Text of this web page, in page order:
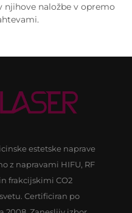
njihove naložbe v opremo
estetske naprave
z napravami HIFU, RF
frakcijskimi CO2
Certificiran po